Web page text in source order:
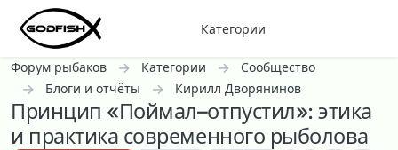
Перейти к содержанию
Категории
Форум рыбаков Категории
Сообщество
Блоги и отчёты
Кирилл Дворянинов
Принцип «Поймал–отпустил»: этика
и практика современного рыболова